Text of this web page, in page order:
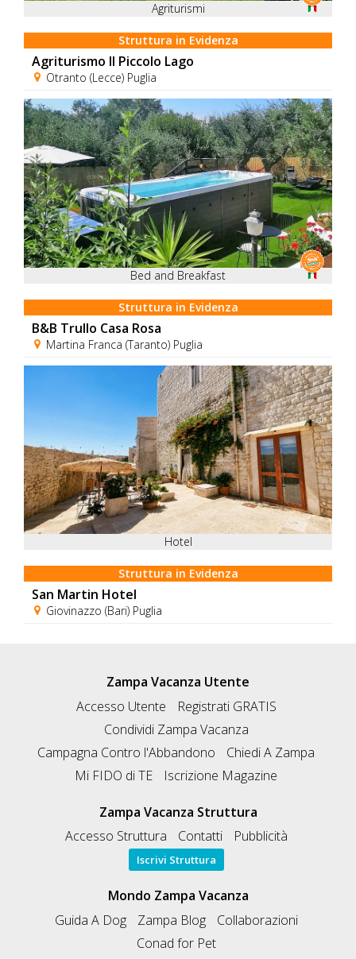
Agriturismi
Struttura in Evidenza
Agriturismo Il Piccolo Lago
Otranto (Lecce) Puglia
Bed and Breakfast
Struttura in Evidenza
B&B Trullo Casa Rosa
Martina Franca (Taranto) Puglia
Hotel
Struttura in Evidenza
San Martin Hotel
Giovinazzo (Bari) Puglia
Zampa Vacanza Utente
Accesso Utente
Registrati GRATIS
Condividi Zampa Vacanza
Campagna Contro l'Abbandono
Chiedi A Zampa
Mi FIDO di TE
Iscrizione Magazine
Zampa Vacanza Struttura
Accesso Struttura
Contatti Pubblicità
Iscrivi Struttura
Mondo Zampa Vacanza
Guida A Dog
Zampa Blog
Collaborazioni
Conad for Pet